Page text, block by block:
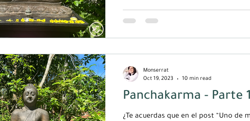
Panchakarma - Parte 1
¿Te acuerdas que en el post “Uno de
Monserrat
Oct 19, 2023
10 min read